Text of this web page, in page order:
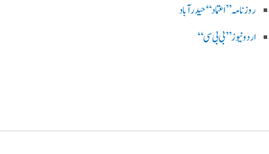
روزنامہ ’’اعتماد‘‘ حیدرآباد
اردو نیوز ’’بی بی سی‘‘